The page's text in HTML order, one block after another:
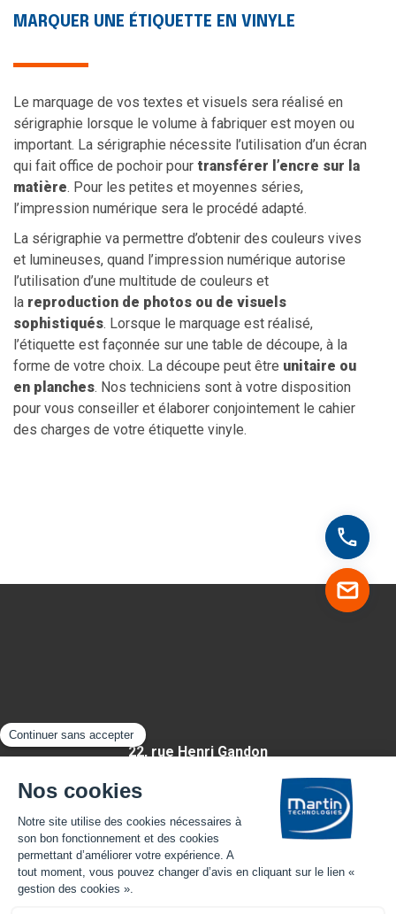
MARQUER UNE ÉTIQUETTE EN VINYLE
Le marquage de vos textes et visuels sera réalisé en
sérigraphie lorsque le volume à fabriquer est moyen ou
important. La sérigraphie nécessite l’utilisation d’un écran
qui fait office de pochoir pour transférer l’encre sur la
matière. Pour les petites et moyennes séries,
l’impression numérique sera le procédé adapté.
La sérigraphie va permettre d’obtenir des couleurs vives
et lumineuses, quand l’impression numérique autorise
l’utilisation d’une multitude de couleurs et
la reproduction de photos ou de visuels
sophistiqués. Lorsque le marquage est réalisé,
l’étiquette est façonnée sur une table de découpe, à la
forme de votre choix. La découpe peut être unitaire ou
en planches. Nos techniciens sont à votre disposition
pour vous conseiller et élaborer conjointement le cahier
des charges de votre étiquette vinyle.
22, rue Henri Gandon
Appelez-nous